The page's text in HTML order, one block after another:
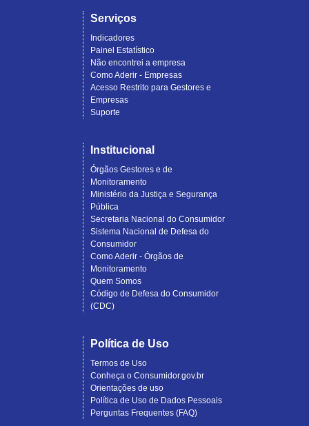
Serviços
Indicadores
Painel Estatístico
Não encontrei a empresa
Como Aderir - Empresas
Acesso Restrito para Gestores e
Empresas
Suporte
Institucional
Órgãos Gestores e de
Monitoramento
Ministério da Justiça e Segurança
Pública
Secretaria Nacional do Consumidor
Sistema Nacional de Defesa do
Consumidor
Como Aderir - Órgãos de
Monitoramento
Quem Somos
Código de Defesa do Consumidor
(CDC)
Política de Uso
Termos de Uso
Conheça o Consumidor.gov.br
Orientações de uso
Política de Uso de Dados Pessoais
Perguntas Frequentes (FAQ)